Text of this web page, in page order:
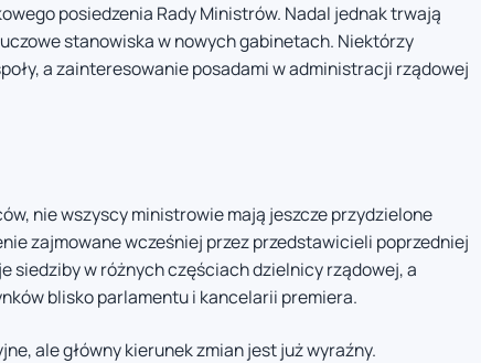
posiedzenia Rady Ministrów. Nadal jednak trwają
stanowiska w nowych gabinetach. Niektórzy
a zainteresowanie posadami w administracji rządowej
nie wszyscy ministrowie mają jeszcze przydzielone
zajmowane wcześniej przez przedstawicieli poprzedniej
siedziby w różnych częściach dzielnicy rządowej, a
blisko parlamentu i kancelarii premiera.
ale główny kierunek zmian jest już wyraźny.